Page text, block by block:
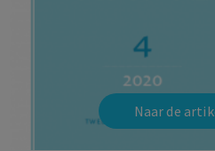
Naar de